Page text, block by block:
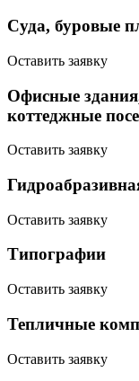
Суда, буровые
Оставить заявку
Офисные
коттеджные
Оставить заявку
Оставить заявку
Типографии
Оставить заявку
Тепличные
Оставить заявку